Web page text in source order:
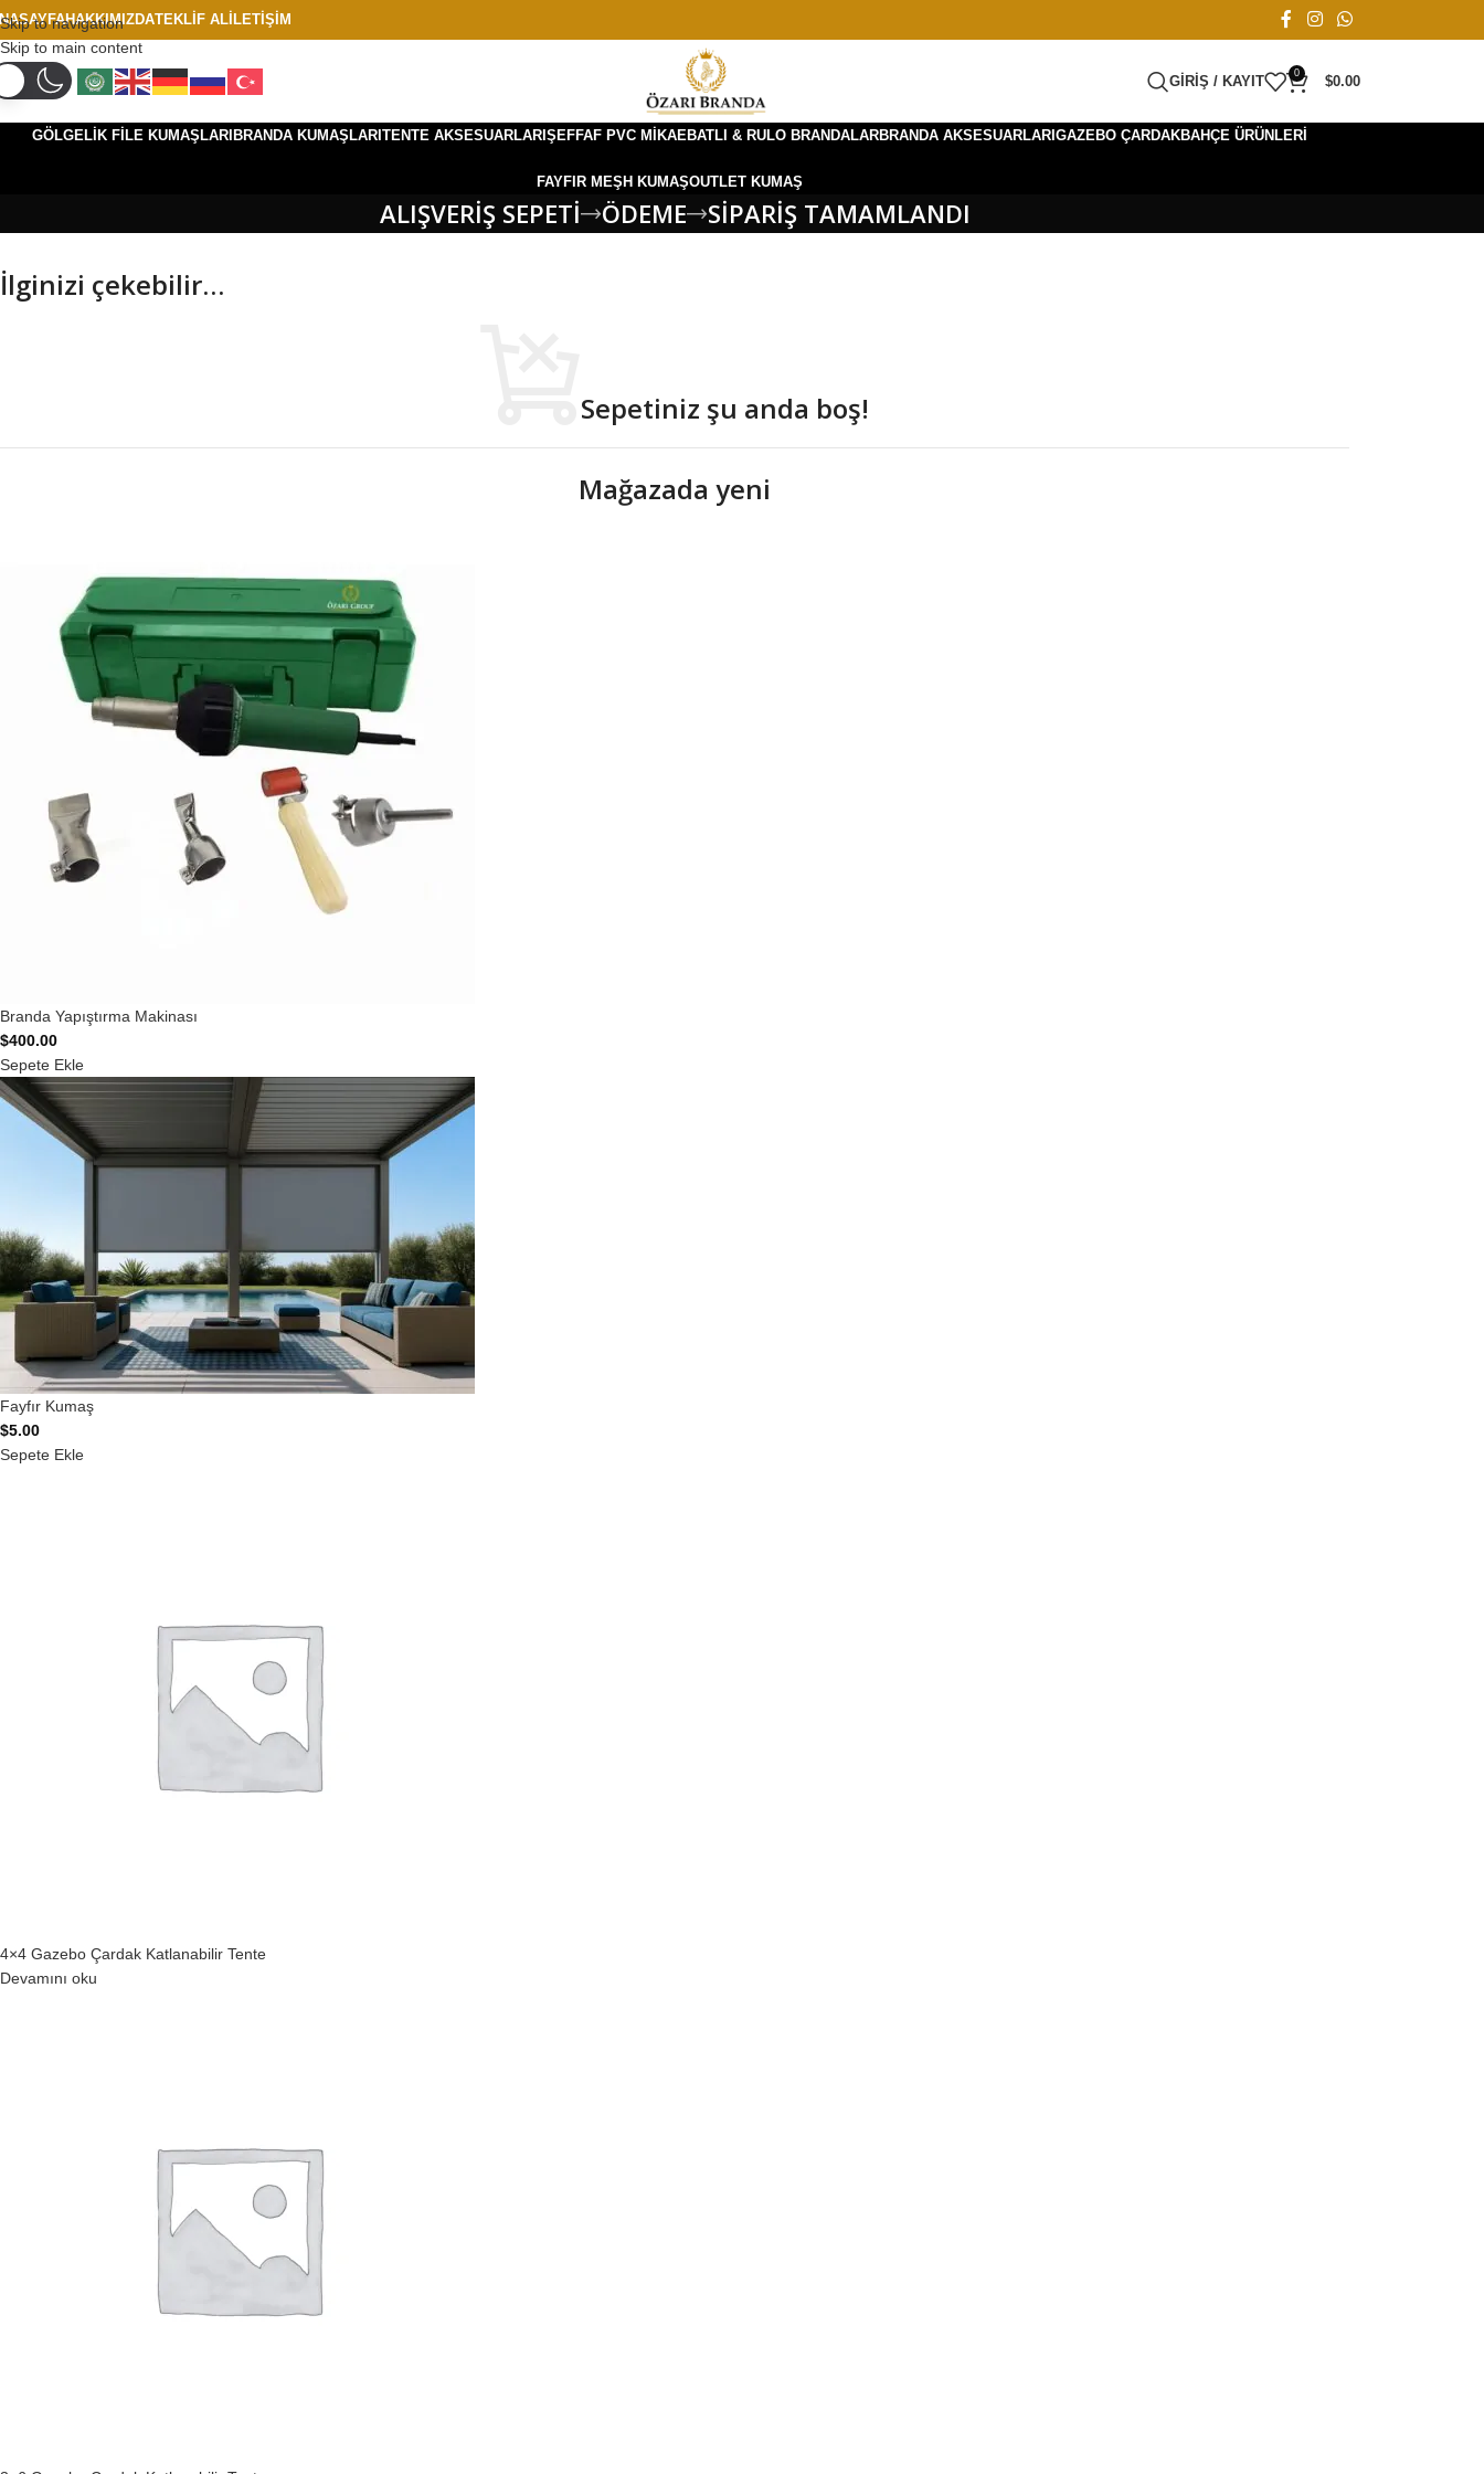
Skip to navigation
Skip to main content
HAKKIMIZDATEKLIF AL İLETIŞIM
GIRIŞ / KAYIT
0
$0.00
GÖLGELIK FILE KUMAŞLARIBRANDA KUMAŞLARITENTE AKSESUARLARIŞEFFAF PVC MIKAEBATLI & RULO BRANDALARBRANDA AKSESUARLARIGAZEBO ÇARDAKBAHÇE ÜRÜNLERI
FAYFIR MEŞH KUMAŞOUTLET KUMAŞ
ALIŞVERIŞ SEPETI ÖDEME SIPARIŞ TAMAMLANDI
İlginizi çekebilir…
Sepetiniz şu anda boş!
Mağazada yeni
Branda Yapıştırma Makinası
$400.00
Sepete Ekle
Fayfır Kumaş
$5.00
Sepete Ekle
4×4 Gazebo Çardak Katlanabilir Tente
Devamını oku